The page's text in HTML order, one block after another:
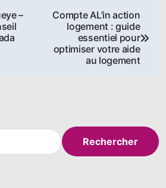
–
Compte AL’in action
logement : guide
essentiel pour
optimiser votre aide
au logement